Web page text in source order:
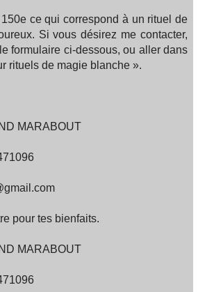
ce qui correspond à un rituel de
Si vous désirez me contacter,
formulaire ci-dessous, ou aller dans
rituels de magie blanche ».
MARABOUT
pour tes bienfaits.
MARABOUT